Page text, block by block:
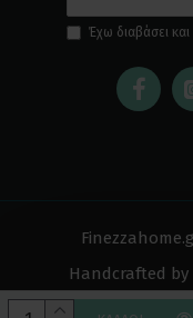
Έχω διαβάσει
Handcrafted by